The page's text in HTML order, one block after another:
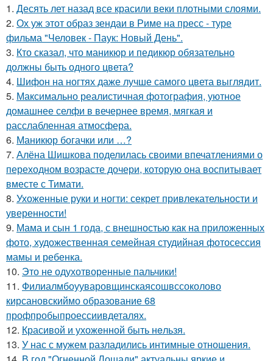
1. Десять лет назад все красили веки плотными слоями.
2. Ох уж этот образ зендаи в Риме на пресс - туре
фильма "Человек - Паук: Новый День".
3. Кто сказал, что маникюр и педикюр обязательно
должны быть одного цвета?
4. Шифон на ногтях даже лучше самого цвета выглядит.
5. Максимально реалистичная фотография, уютное
домашнее селфи в вечернее время, мягкая и
расслабленная атмосфера.
6. Маникюр богачки или …?
7. Алёна Шишкова поделилась своими впечатлениями о
переходном возрасте дочери, которую она воспитывает
вместе с Тимати.
8. Ухоженные руки и ногти: секрет привлекательности и
уверенности!
9. Мама и сын 1 года, с внешностью как на приложенных
фото, художественная семейная студийная фотосессия
мамы и ребенка.
10. Это не одухотворенные пальчики!
11. Филиалмбоууваровщинскаясошвссоколово
кирсановскиймо образование 68
профпробыпроессиивдеталях.
12. Красивой и ухожeнной быть нeльзя.
13. У нас с мужем разладились интимные отношения.